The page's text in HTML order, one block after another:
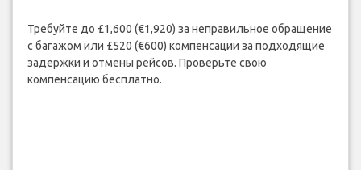
Требуйте до £1,600 (€1,920) за неправильное обращение
с багажом или £520 (€600) компенсации за подходящие
задержки и отмены рейсов. Проверьте свою
компенсацию бесплатно.